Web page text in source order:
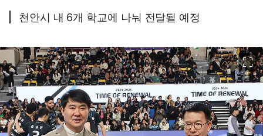
천안시 내 6개 학교에 나눠 전달될 예정